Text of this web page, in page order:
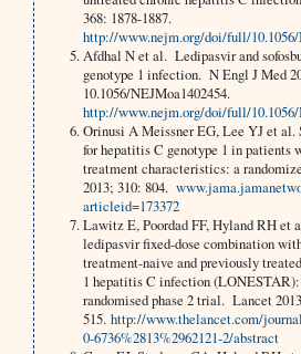
368: 1878-1887.
http://www.nejm.org/doi/full/10.1056/
Afdhal N et al. Ledipasvir and
genotype 1 infection. N Engl J Med
10.1056/NEJMoa1402454.
http://www.nejm.org/doi/full/10.1056/
Orinusi A Meissner EG, Lee YJ et al.
for hepatitis C genotype 1 in patients
treatment characteristics: a
2013; 310: 804.
articleid=173372
Lawitz E, Poordad FF, Hyland RH et
ledipasvir fixed-dose combination
treatment-naive and previously
1 hepatitis C infection
randomised phase 2 trial. Lancet
515.http://www.thelancet.com/
0-6736%2813%2962121-2/abstract